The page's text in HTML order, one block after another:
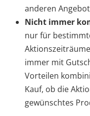
anderen
Nicht immer
nur für
immer mit
Vorteilen
Kauf, ob die
gewünschtes